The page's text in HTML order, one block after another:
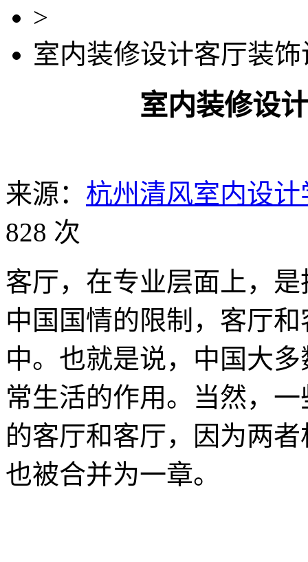
>
室内装修设计客厅装
室内装修设
来源： 杭州清风室内设计
828 次
客厅，在专业层面上，
中国国情的限制，客厅
中。也就是说，中国大
常生活的作用。当然，
的客厅和客厅，因为两
也被合并为一章。